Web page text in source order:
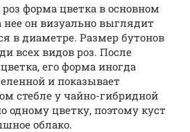
форма цветка в основном
нее он визуально выглядит
в диаметре. Размер бутонов
всех видов роз. После
его форма иногда
и показывает
стебле у чайно-гибридной
одному цветку, поэтому куст
облако.